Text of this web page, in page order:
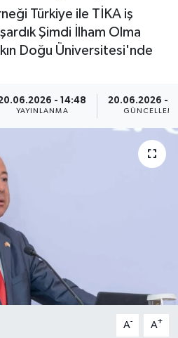
Türkiye ile TİKA iş
Şimdi İlham Olma
Doğu Üniversitesi'nde
- 14:48
YAYINLANMA
20.06.2026 -
A- A+